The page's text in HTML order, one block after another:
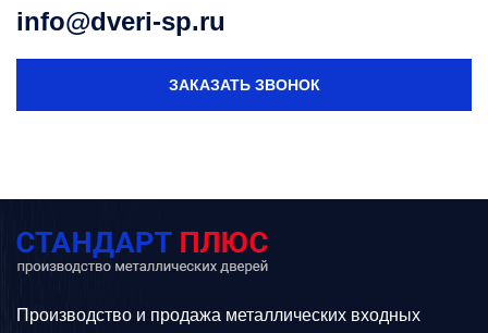
info@dveri-sp.ru
ЗАКАЗАТЬ ЗВОНОК
Производство и продажа металлических входных